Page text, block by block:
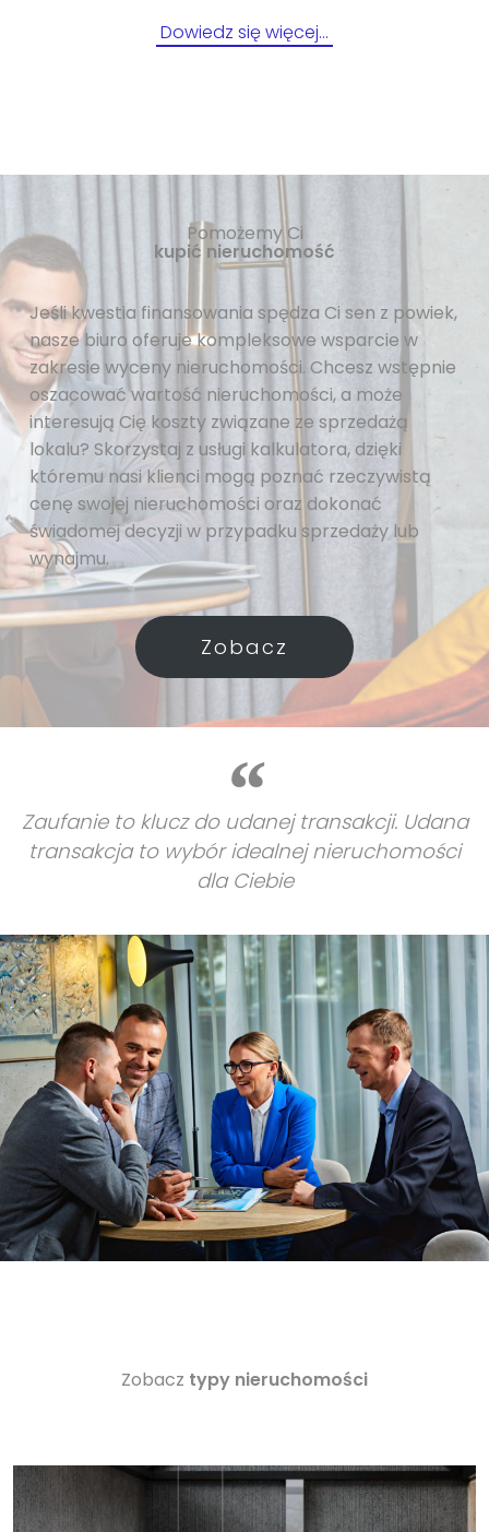
Dowiedz się więcej…
Pomożemy Ci
kupić nieruchomość
Jeśli kwestia finansowania spędza Ci sen z powiek,
nasze biuro oferuje kompleksowe wsparcie w
zakresie wyceny nieruchomości. Chcesz wstępnie
oszacować wartość nieruchomości, a może
interesują Cię koszty związane ze sprzedażą
lokalu? Skorzystaj z usługi kalkulatora, dzięki
któremu nasi klienci mogą poznać rzeczywistą
cenę swojej nieruchomości oraz dokonać
świadomej decyzji w przypadku sprzedaży lub
wynajmu.
Zobacz
Zaufanie to klucz do udanej transakcji. Udana
transakcja to wybór idealnej nieruchomości
dla Ciebie
Zobacz typy nieruchomości